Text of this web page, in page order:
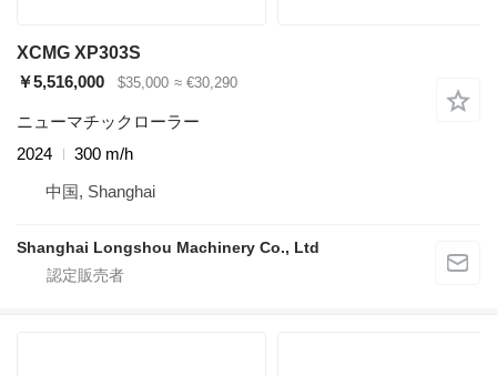
XCMG XP303S
￥5,516,000
$35,000 ≈ €30,290
ニューマチックローラー
2024
300 m/h
中国, Shanghai
Shanghai Longshou Machinery Co., Ltd